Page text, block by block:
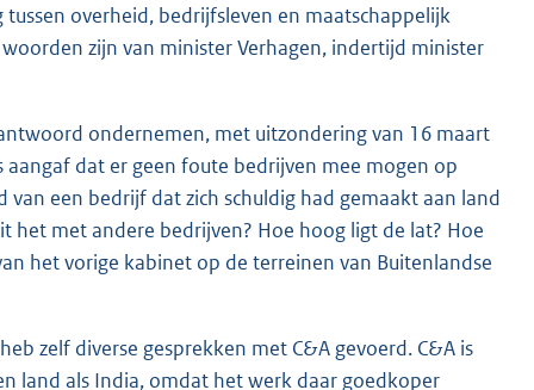
overheid, bedrijfsleven en maatschappelijk
zijn van minister Verhagen, indertijd minister
ondernemen, met uitzondering van 16 maart
aangaf dat er geen foute bedrijven mee mogen op
een bedrijf dat zich schuldig had gemaakt aan land
het met andere bedrijven? Hoe hoog ligt de lat? Hoe
het vorige kabinet op de terreinen van Buitenlandse
zelf diverse gesprekken met C&A gevoerd. C&A is
land als India, omdat het werk daar goedkoper